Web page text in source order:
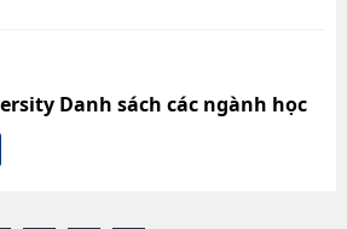
Danh sách các ngành học